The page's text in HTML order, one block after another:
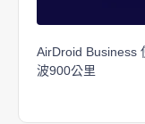
AirDroid Business
波900公里